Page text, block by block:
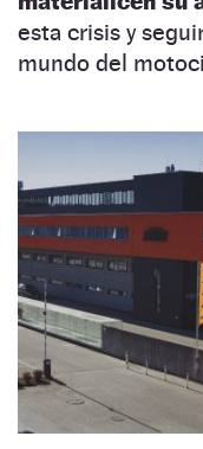
esta crisis y
mundo del